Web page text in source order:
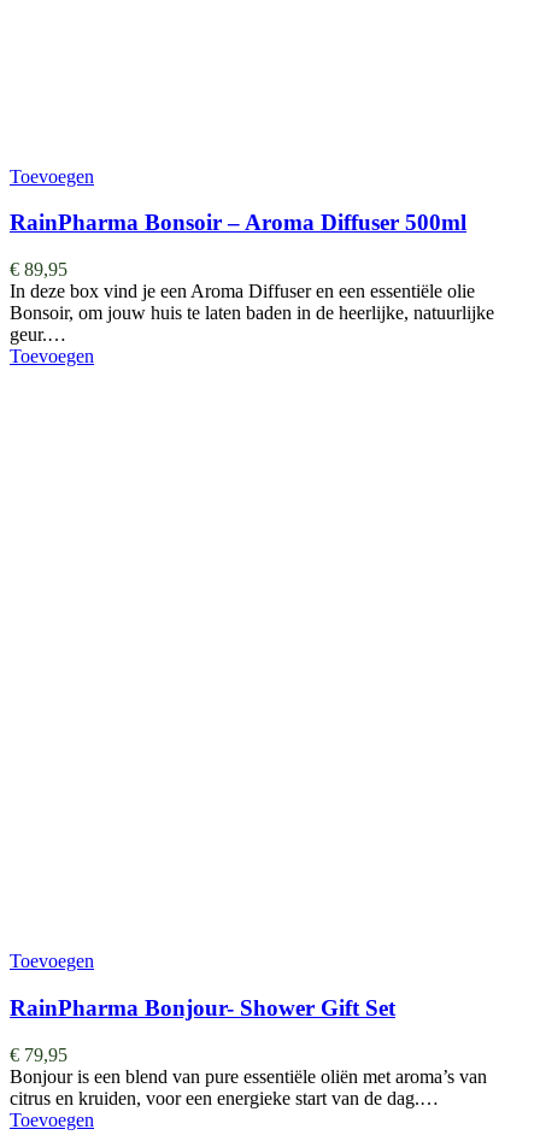
Toevoegen
RainPharma Bonsoir – Aroma Diffuser 500ml
€ 89,95
In deze box vind je een Aroma Diffuser en een essentiële olie
Bonsoir, om jouw huis te laten baden in de heerlijke, natuurlijke
geur.…
Toevoegen
Toevoegen
RainPharma Bonjour- Shower Gift Set
€ 79,95
Bonjour is een blend van pure essentiële oliën met aroma’s van
citrus en kruiden, voor een energieke start van de dag.…
Toevoegen